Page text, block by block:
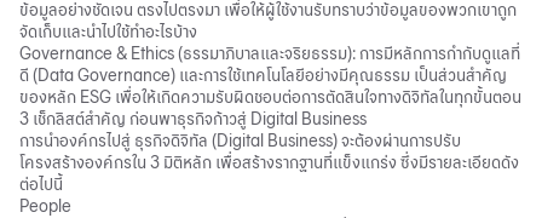
ข้อมูลอย่างชัดเจน ตรงไปตรงมา เพื่อให้ผู้ใช้งานรับทราบว่าข้อมูลของพวกเขาถูก
จัดเก็บและนำไปใช้ทำอะไรบ้าง
Governance & Ethics (ธรรมาภิบาลและจริยธรรม): การมีหลักการกำกับดูแลที่
ดี (Data Governance) และการใช้เทคโนโลยีอย่างมีคุณธรรม เป็นส่วนสำคัญ
ของหลัก ESG เพื่อให้เกิดความรับผิดชอบต่อการตัดสินใจทางดิจิทัลในทุกขั้นตอน
3 เช็กลิสต์สำคัญ ก่อนพาธุรกิจก้าวสู่ Digital Business
การนำองค์กรไปสู่ ธุรกิจดิจิทัล (Digital Business) จะต้องผ่านการปรับ
โครงสร้างองค์กรใน 3 มิติหลัก เพื่อสร้างรากฐานที่แข็งแกร่ง ซึ่งมีรายละเอียดดัง
ต่อไปนี้
People